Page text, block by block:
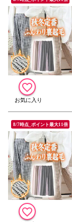
8/7時点_ポイント最大11倍